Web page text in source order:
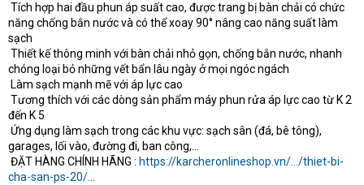
Tích hợp hai đầu phun áp suất cao, được trang bị bàn chải có chức
năng chống bắn nước và có thể xoay 90° nâng cao năng suất làm
sạch
Thiết kế thông minh với bàn chải nhỏ gọn, chống bắn nước, nhanh
chóng loại bỏ những vết bẩn lâu ngày ở mọi ngóc ngách
Làm sạch mạnh mẽ với áp lực cao
Tương thích với các dòng sản phẩm máy phun rửa áp lực cao từ K 2
đến K 5
Ứng dụng làm sạch trong các khu vực: sạch sân (đá, bê tông),
garages, lối vào, đường đi, ban công,…
ĐẶT HÀNG CHÍNH HÃNG : https://karcheronlineshop.vn/.../thiet-bi-
cha-san-ps-20/...